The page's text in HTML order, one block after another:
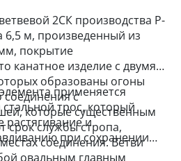
2СК производства Р-
6,5 м, произведенный из
покрытие
канатное изделие с двумя
образованы огоны
соединения с
которые существенным
срок службы стропа,
соединения. Ветви
овальным главным
применяется
трос, который
растягивание и
при сохранении